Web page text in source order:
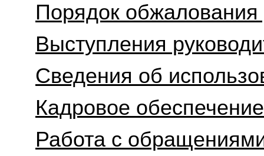
Порядок
Выступления
Сведения об
Кадровое
Работа с